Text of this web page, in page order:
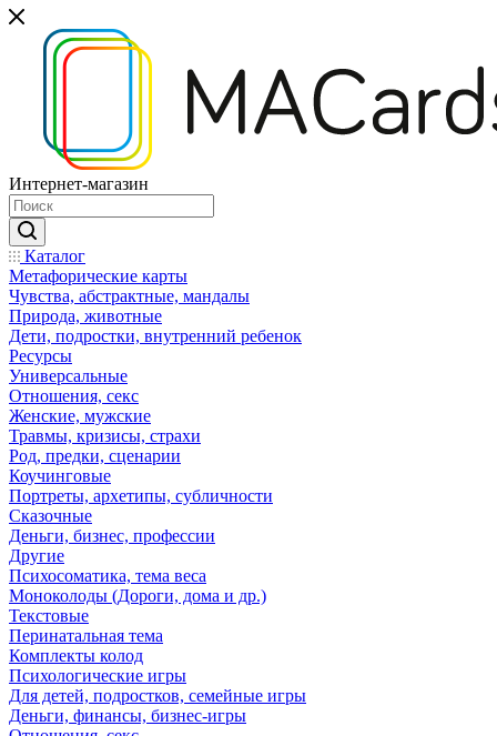
Интернет-магазин
Каталог
Mетафорические карты
Чувства, абстрактные, мандалы
Природа, животные
Дети, подростки, внутренний ребенок
Ресурсы
Универсальные
Отношения, секс
Женские, мужские
Травмы, кризисы, страхи
Род, предки, сценарии
Коучинговые
Портреты, архетипы, субличности
Сказочные
Деньги, бизнес, профессии
Другие
Психосоматика, тема веса
Моноколоды (Дороги, дома и др.)
Текстовые
Перинатальная тема
Комплекты колод
Психологические игры
Для детей, подростков, семейные игры
Деньги, финансы, бизнес-игры